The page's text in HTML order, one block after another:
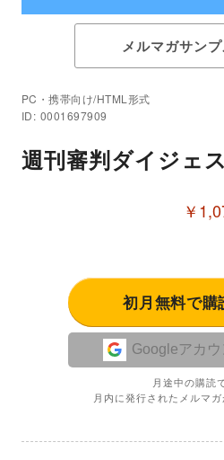
メルマガサン
PC・携帯向け/HTML形式
ID: 0001697909
週刊審判ダイジェ
￥
初月無料で購
Googleアカ
月途中の購読
月内に発行されたメルマ